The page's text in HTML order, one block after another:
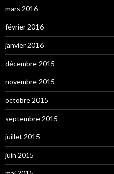
mars 2016
février 2016
janvier 2016
décembre 2015
novembre 2015
octobre 2015
septembre 2015
juillet 2015
juin 2015